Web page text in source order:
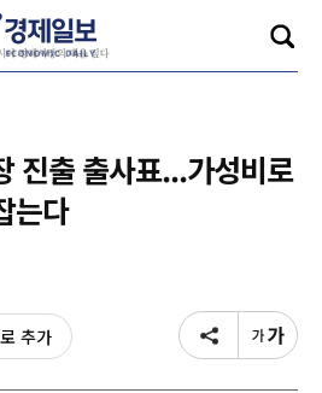
진출 출사표...가성비로
는다
추가